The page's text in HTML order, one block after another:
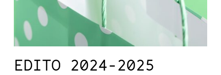
EDITO 2024-2025